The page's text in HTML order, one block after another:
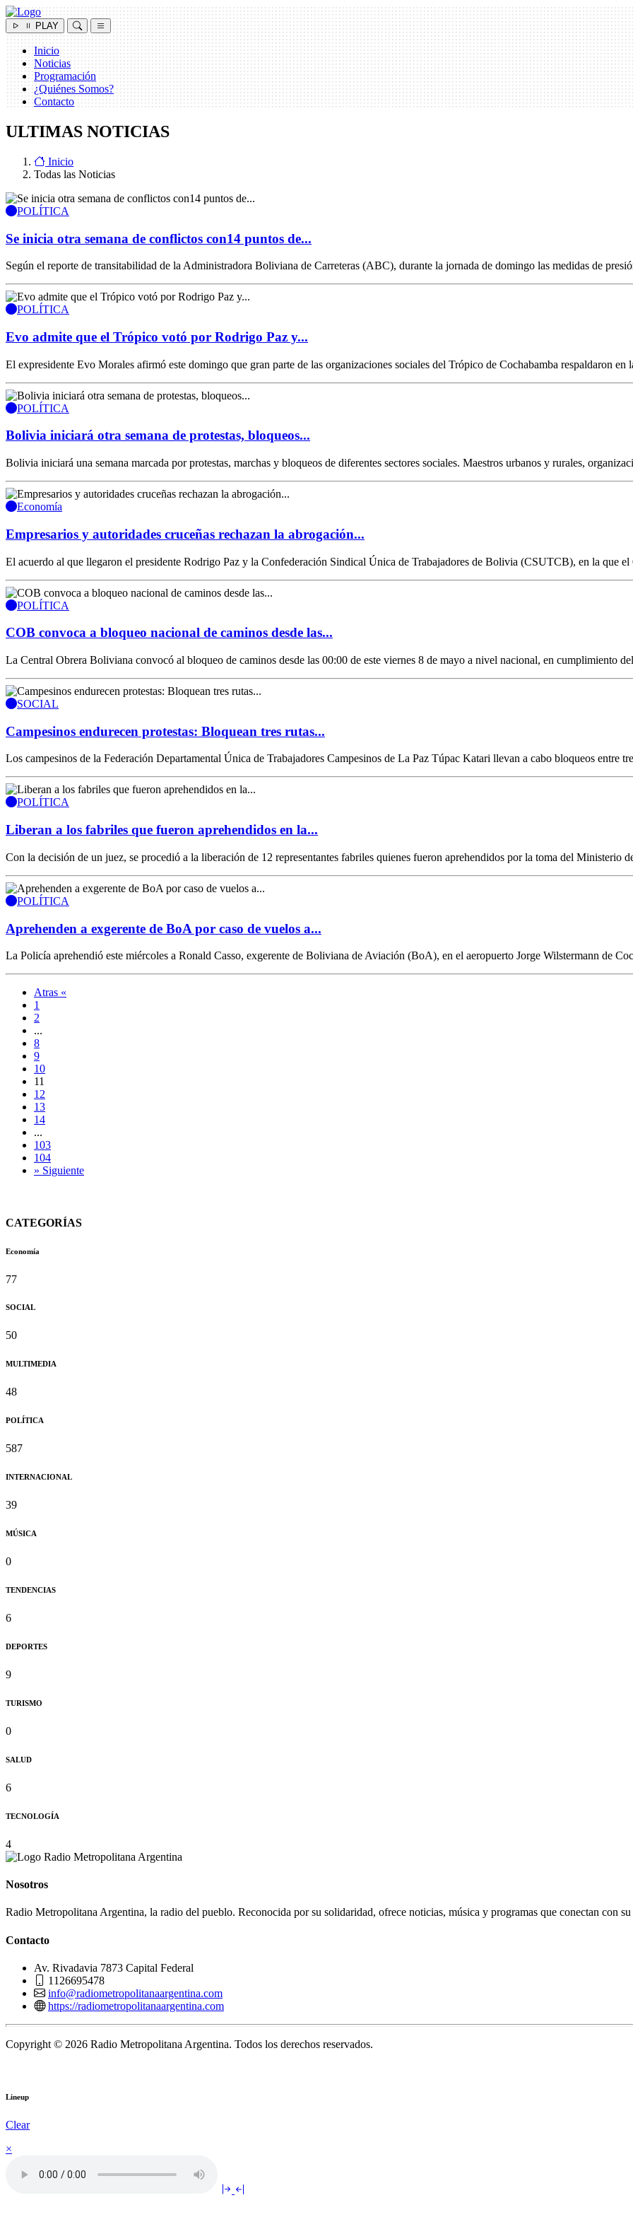
PLAY
Inicio
Noticias
Programación
¿Quiénes Somos?
Contacto
ULTIMAS NOTICIAS
Inicio
Todas las Noticias
POLÍTICA
Se inicia otra semana de conflictos con14 puntos de...
Según el reporte de transitabilidad de la Administradora Boliviana de Carreteras (ABC), durante la jornada de domingo las medidas de
POLÍTICA
Evo admite que el Trópico votó por Rodrigo Paz y...
El expresidente Evo Morales afirmó este domingo que gran parte de las organizaciones sociales del Trópico de Cochabamba respaldaron en
POLÍTICA
Bolivia iniciará otra semana de protestas, bloqueos...
Bolivia iniciará una semana marcada por protestas, marchas y bloqueos de diferentes sectores sociales. Maestros urbanos y rurales,
Economía
Empresarios y autoridades cruceñas rechazan la abrogación...
El acuerdo al que llegaron el presidente Rodrigo Paz y la Confederación Sindical Única de Trabajadores de Bolivia (CSUTCB), en la que
POLÍTICA
COB convoca a bloqueo nacional de caminos desde las...
La Central Obrera Boliviana convocó al bloqueo de caminos desde las 00:00 de este viernes 8 de mayo a nivel nacional, en cumplimiento
SOCIAL
Campesinos endurecen protestas: Bloquean tres rutas...
Los campesinos de la Federación Departamental Única de Trabajadores Campesinos de La Paz Túpac Katari llevan a cabo bloqueos entre
POLÍTICA
Liberan a los fabriles que fueron aprehendidos en la...
Con la decisión de un juez, se procedió a la liberación de 12 representantes fabriles quienes fueron aprehendidos por la toma del Ministerio
POLÍTICA
Aprehenden a exgerente de BoA por caso de vuelos a...
La Policía aprehendió este miércoles a Ronald Casso, exgerente de Boliviana de Aviación (BoA), en el aeropuerto Jorge Wilstermann de
Atras «
1
2
...
8
9
10
11
12
13
14
...
103
104
» Siguiente
CATEGORÍAS
Economía
77
SOCIAL
50
MULTIMEDIA
48
POLÍTICA
587
INTERNACIONAL
39
MÚSICA
0
TENDENCIAS
6
DEPORTES
9
TURISMO
0
SALUD
6
TECNOLOGÍA
4
Nosotros
Radio Metropolitana Argentina, la radio del pueblo. Reconocida por su solidaridad, ofrece noticias, música y programas que conectan con su
Contacto
Av. Rivadavia 7873 Capital Federal
1126695478
info@radiometropolitanaargentina.com
https://radiometropolitanaargentina.com
Copyright © 2026 Radio Metropolitana Argentina. Todos los derechos reservados.
Lineup
Clear
×